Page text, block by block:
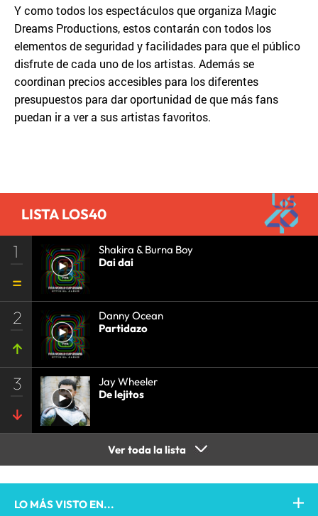
Y como todos los espectáculos que organiza Magic
Dreams Productions, estos contarán con todos los
elementos de seguridad y facilidades para que el público
disfrute de cada uno de los artistas. Además se
coordinan precios accesibles para los diferentes
presupuestos para dar oportunidad de que más fans
puedan ir a ver a sus artistas favoritos.
LISTA LOS40
1
Shakira & Burna Boy
Dai dai
2
Danny Ocean
Partidazo
3
Jay Wheeler
De lejitos
Ver toda la lista
LO MÁS VISTO EN...